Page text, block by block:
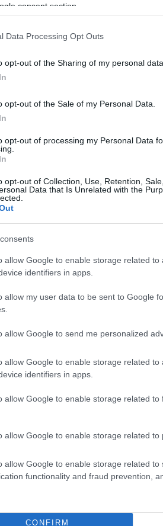
consent section.
Data Processing Opt Outs
opt-out of the Sharing of my personal data.
opt-out of the Sale of my Personal Data.
opt-out of processing my Personal Data
opt-out of Collection, Use, Retention,
Data that Is Unrelated with the
allow Google to enable storage related to
identifiers in apps.
allow my user data to be sent to Google
allow Google to send me personalized
allow Google to enable storage related to
identifiers in apps.
allow Google to enable storage related to
allow Google to enable storage related to
allow Google to enable storage related to
functionality and fraud prevention,
CONFIRM
e coinvolgenti, sono
2 novembre 2025. Durante
e tre spiriti della casa,
l’incontro. Il costo del
a persona e include
è imperdibile ilLA Medieval
2025. Questo museo,
con reperti di torture storiche.
guida e un’app per la caccia
Through Timepropone
2025. Questa installazione
offrendo un viaggio nel
accedere.